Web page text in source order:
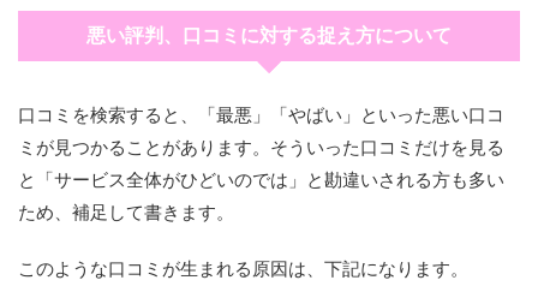
悪い評判、口コミに対する捉え方について
口コミを検索すると、「最悪」「やばい」といった悪い口コ
ミが見つかることがあります。そういった口コミだけを見る
と「サービス全体がひどいのでは」と勘違いされる方も多い
ため、補足して書きます。
このような口コミが生まれる原因は、下記になります。